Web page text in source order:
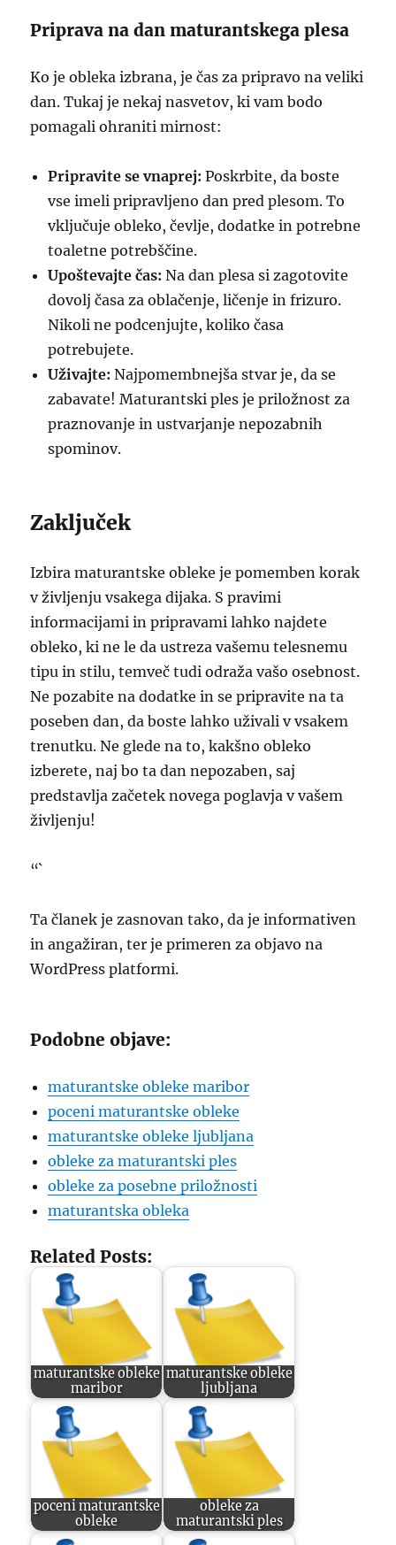
Priprava na dan maturantskega plesa
Ko je obleka izbrana, je čas za pripravo na veliki
dan. Tukaj je nekaj nasvetov, ki vam bodo
pomagali ohraniti mirnost:
Pripravite se vnaprej: Poskrbite, da boste
vse imeli pripravljeno dan pred plesom. To
vključuje obleko, čevlje, dodatke in potrebne
toaletne potrebščine.
Upoštevajte čas: Na dan plesa si zagotovite
dovolj časa za oblačenje, ličenje in frizuro.
Nikoli ne podcenjujte, koliko časa
potrebujete.
Uživajte: Najpomembnejša stvar je, da se
zabavate! Maturantski ples je priložnost za
praznovanje in ustvarjanje nepozabnih
spominov.
Zaključek
Izbira maturantske obleke je pomemben korak
v življenju vsakega dijaka. S pravimi
informacijami in pripravami lahko najdete
obleko, ki ne le da ustreza vašemu telesnemu
tipu in stilu, temveč tudi odraža vašo osebnost.
Ne pozabite na dodatke in se pripravite na ta
poseben dan, da boste lahko uživali v vsakem
trenutku. Ne glede na to, kakšno obleko
izberete, naj bo ta dan nepozaben, saj
predstavlja začetek novega poglavja v vašem
življenju!
“`
Ta članek je zasnovan tako, da je informativen
in angažiran, ter je primeren za objavo na
WordPress platformi.
Podobne objave:
maturantske obleke maribor
poceni maturantske obleke
maturantske obleke ljubljana
obleke za maturantski ples
obleke za posebne priložnosti
maturantska obleka
Related Posts:
maturantske obleke
maribor
maturantske obleke
ljubljana
poceni maturantske
obleke
obleke za
maturantski ples